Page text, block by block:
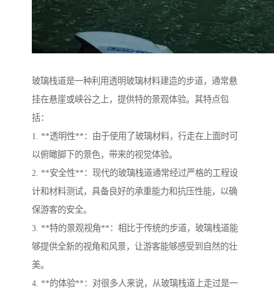
玻璃栈道是一种利用透明玻璃材料建造的步道，通常悬
挂在悬崖或峡谷之上，提供特的景观体验。其特点包
括：
1. **透明性**：由于使用了玻璃材料，行走在上面时可
以俯瞰脚下的景色，带来的视觉体验。
2. **安全性**：现代的玻璃栈道通常经过严格的工程设
计和材料测试，具备良好的承重能力和抗压性能，以确
保游客的安全。
3. **特的景观视角**：相比于传统的步道，玻璃栈道能
够提供全新的视角和风景，让游客能够感受到自然的壮
美。
4. **的体验**：对很多人来说，从玻璃栈道上走过是一